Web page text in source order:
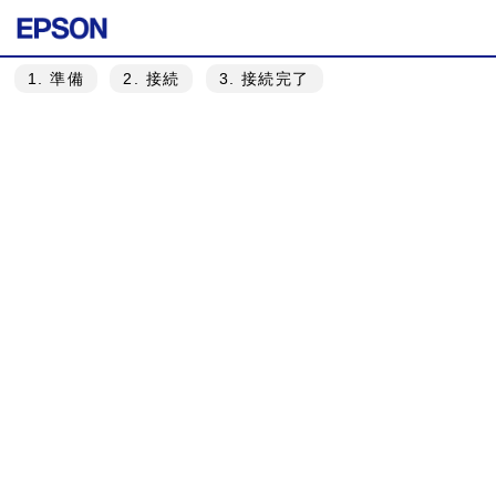
1 . 準備 2 . 接続 3 . 接続完了